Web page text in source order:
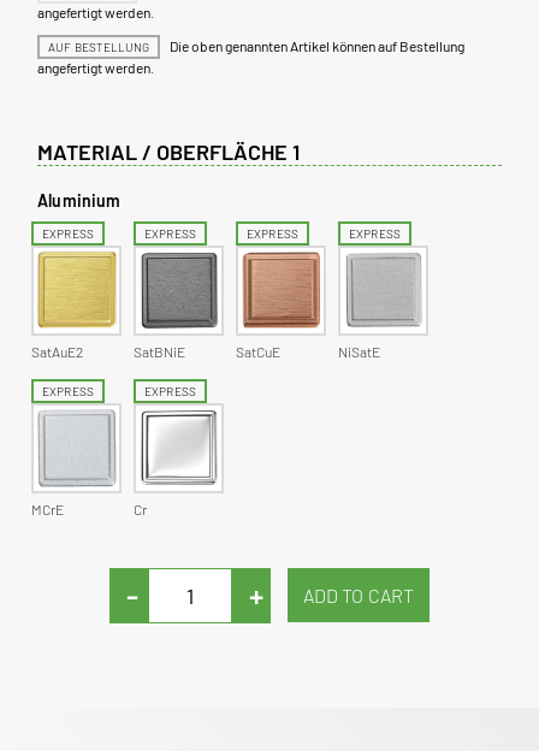
angefertigt werden.
AUF BESTELLUNG
Die oben genannten Artikel können auf Bestellung
angefertigt werden.
MATERIAL / OBERFLÄCHE 1
Aluminium
EXPRESS
SatAuE2
EXPRESS
SatBNiE
EXPRESS
SatCuE
EXPRESS
NiSatE
EXPRESS
MCrE
EXPRESS
Cr
- +